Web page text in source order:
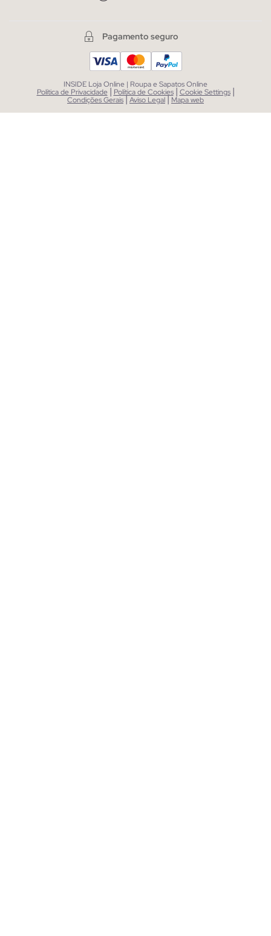
Pagamento seguro
INSIDE Loja Online | Roupa e Sapatos Online
Política de Privacidade | Política de Cookies | Cookie Settings |
Condições Gerais|Aviso Legal| Mapa web